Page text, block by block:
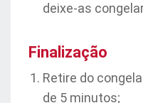
deixe-as
Finalização
Retire do
de 5 minutos;